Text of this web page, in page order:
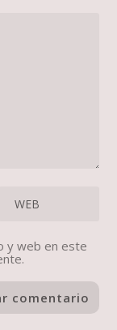
y web en este